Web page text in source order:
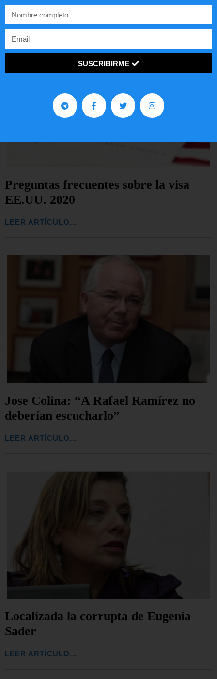
LEER ARTÍCULO...
Preguntas frecuentes sobre la visa
EE.UU. 2020
LEER ARTÍCULO...
Jose Colina: “A Rafael Ramírez no
deberían escucharlo”
LEER ARTÍCULO...
Localizada la corrupta de Eugenia
Sader
LEER ARTÍCULO...
SUSCRIBIRME